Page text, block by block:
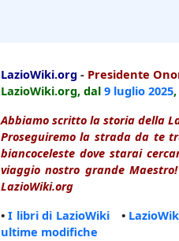
LazioWiki.org - Presidente
LazioWiki.org, dal 9 luglio 2025
Abbiamo scritto la storia della
Proseguiremo la strada da te
biancoceleste dove starai
viaggio nostro grande
LazioWiki.org
•I libri di LazioWiki•
ultime modifiche